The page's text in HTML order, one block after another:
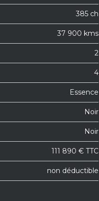
385 ch
37 900 kms
2
4
Essence
Noir
Noir
111 890 € TTC
non déductible